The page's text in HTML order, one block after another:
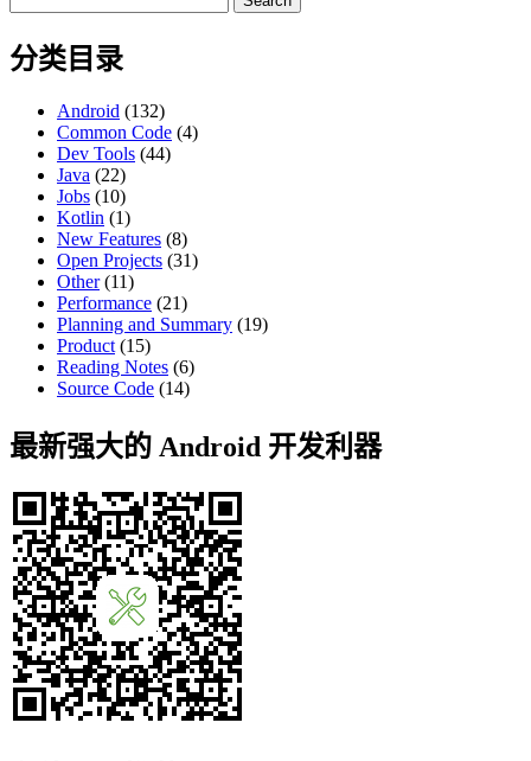
for:
分类目录
Android (132)
Common Code (4)
Dev Tools (44)
Java (22)
Jobs (10)
Kotlin (1)
New Features (8)
Open Projects (31)
Other(11)
Performance (21)
Planning and Summary (19)
Product (15)
Reading Notes (6)
Source Code (14)
最新强大的 Android 开发利器